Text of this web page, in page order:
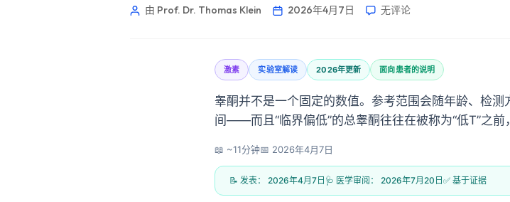
由 Prof. Dr. Thomas Klein 2026年4月7日 无评论
激素 实验室解读 2026年更新 面向患者的说明
睾酮并不是一个固定的数值。参考范围会随年龄、检
间——而且“临界偏低”的总睾酮往往在被称为“低T”之前
📖 ~11分钟📅 2026年4月7日
📝 发表： 2026年4月7日 🩺 医学审阅： 2026年7月20日 ✅ 基于证据